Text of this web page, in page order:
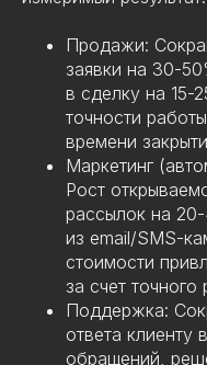
Продажи:
заявки на 30-
в сделку на 15-
точности
времени
Маркетинг
Рост
рассылок на
из email/SMS-
стоимости
за счет точного
Поддержка:
ответа клиенту
обращений,